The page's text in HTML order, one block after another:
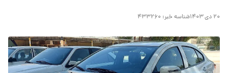
۲۰ دی ۱۴۰۳ شناسه خبر: ۴۳۳۲۶۰